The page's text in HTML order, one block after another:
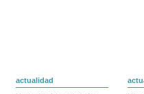
actualidad